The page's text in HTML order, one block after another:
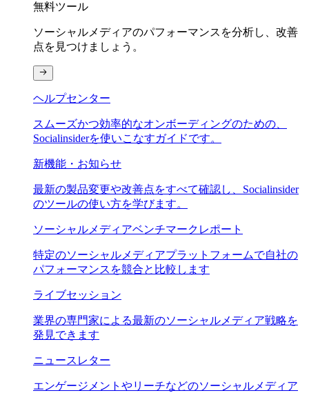
無料ツール
ソーシャルメディアのパフォーマンスを分析し、改善
点を見つけましょう。
ヘルプセンター
スムーズかつ効率的なオンボーディングのための、
Socialinsiderを使いこなすガイドです。
新機能・お知らせ
最新の製品変更や改善点をすべて確認し、Socialinsider
のツールの使い方を学びます。
ソーシャルメディアベンチマークレポート
特定のソーシャルメディアプラットフォームで自社の
パフォーマンスを競合と比較します
ライブセッション
業界の専門家による最新のソーシャルメディア戦略を
発見できます
ニュースレター
エンゲージメントやリーチなどのソーシャルメディア